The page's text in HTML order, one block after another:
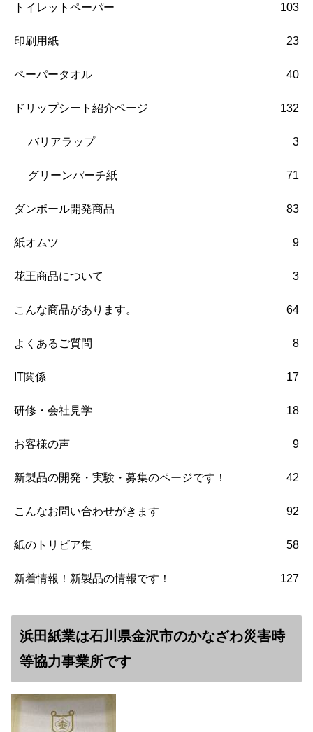
トイレットペーパー 103
印刷用紙 23
ペーパータオル 40
ドリップシート紹介ページ 132
バリアラップ 3
グリーンパーチ紙 71
ダンボール開発商品 83
紙オムツ 9
花王商品について 3
こんな商品があります。 64
よくあるご質問 8
IT関係 17
研修・会社見学 18
お客様の声 9
新製品の開発・実験・募集のページです！ 42
こんなお問い合わせがきます 92
紙のトリビア集 58
新着情報！新製品の情報です！ 127
浜田紙業は石川県金沢市のかなざわ災害時
等協力事業所です